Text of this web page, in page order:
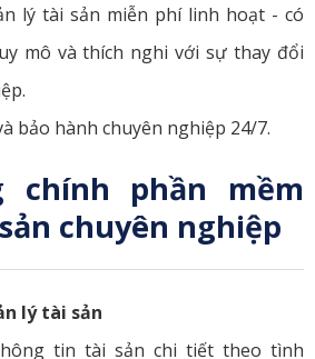
lý tài sản miễn phí linh hoạt - có
mô và thích nghi với sự thay đổi
bảo hành chuyên nghiệp 24/7.
chính phần mềm
chuyên nghiệp
lý tài sản
tin tài sản chi tiết theo tình